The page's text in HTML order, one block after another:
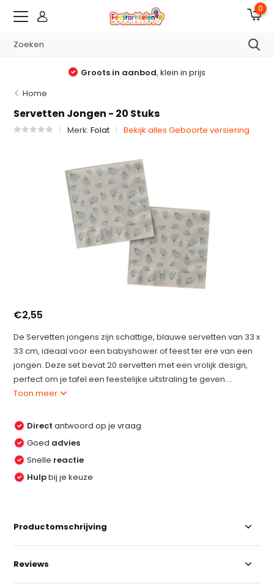
0
Groots in aanbod, klein in prijs
Home
Servetten Jongen - 20 Stuks
Merk:Folat Bekijk alles Geboorte versiering
€2,55
De Servetten jongens zijn schattige, blauwe servetten van 33 x
33 cm, ideaal voor een babyshower of feest ter ere van een
jongen. Deze set bevat 20 servetten met een vrolijk design,
perfect om je tafel een feestelijke uitstraling te geven....
Toon meer
Direct antwoord op je vraag
Goed advies
Snelle reactie
Hulpbij je keuze
Productomschrijving
Reviews